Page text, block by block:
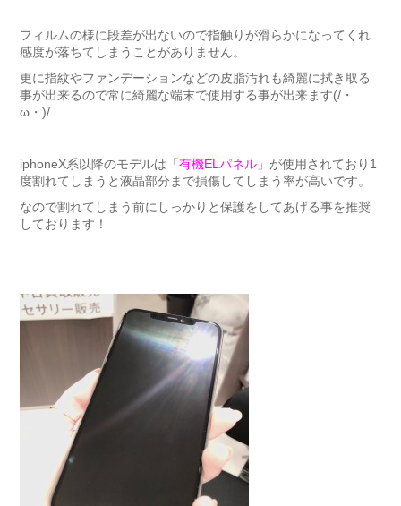
フィルムの様に段差が出ないので指触りが滑らかになってくれ
感度が落ちてしまうことがありません。
更に指紋やファンデーションなどの皮脂汚れも綺麗に拭き取る
事が出来るので常に綺麗な端末で使用する事が出来ます(/・
ω・)/
iphoneX系以降のモデルは「有機ELパネル」が使用されており1
度割れてしまうと液晶部分まで損傷してしまう率が高いです。
なので割れてしまう前にしっかりと保護をしてあげる事を推奨
しております！